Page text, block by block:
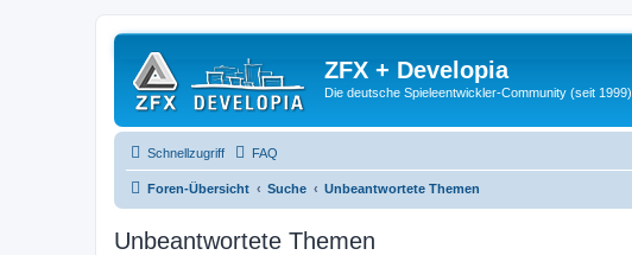
ZFX + Developia
Die deutsche Spieleentwickler-Community (seit 1999).
Schnellzugriff FAQ
Foren-Übersicht Suche Unbeantwortete Themen
Unbeantwortete Themen